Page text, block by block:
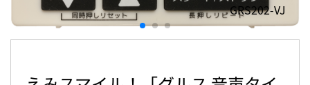
GRS202-VJ